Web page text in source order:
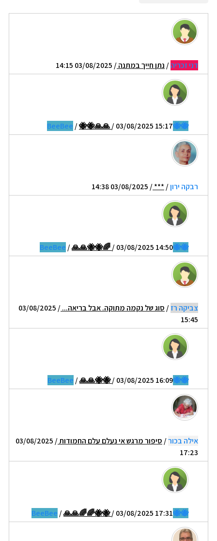
דני זכריה/ נתן חייך במתנה/ 03/08/2025 14:15
🐝🐝BeeBee
/🐝🐝🙏🙏/ 03/08/2025 15:17
רבקה ירון/
***
/ 03/08/2025 14:38
🐝🐝BeeBee
/🙏🙏🐝🐝🌈/ 03/08/2025 14:50
צביקה רז/ סוג של נקמה מתוקה. אבל בריאה...
/ 03/08/2025
15:45
🐝🐝BeeBee
/🙏🙏🐝🐝/ 03/08/2025 16:09
אילה בכור/ סיפור מרגש אי נעלם עלם החמודות
/ 03/08/2025
17:23
🐝🐝BeeBee
/🙏🙏🌈🌈🐝🐝/ 03/08/2025 17:31